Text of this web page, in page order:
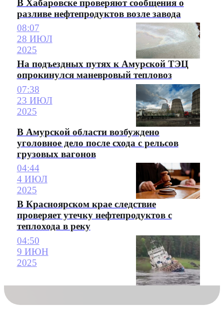
В Хабаровске проверяют сообщения о
разливе нефтепродуктов возле завода
08:07
28 ИЮЛ
2025
На подъездных путях к Амурской ТЭЦ
опрокинулся маневровый тепловоз
07:38
23 ИЮЛ
2025
В Амурской области возбуждено
уголовное дело после схода с рельсов
грузовых вагонов
04:44
4 ИЮЛ
2025
В Красноярском крае следствие
проверяет утечку нефтепродуктов с
теплохода в реку
04:50
9 ИЮН
2025